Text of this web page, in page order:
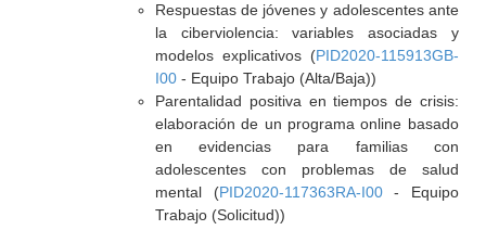
Respuestas de jóvenes y adolescentes ante
la ciberviolencia: variables asociadas y
modelos explicativos (PID2020-115913GB-
I00- Equipo Trabajo (Alta/Baja))
Parentalidad positiva en tiempos de crisis:
elaboración de un programa online basado
en evidencias para familias con
adolescentes con problemas de salud
mental (PID2020-117363RA-I00- Equipo
Trabajo (Solicitud))